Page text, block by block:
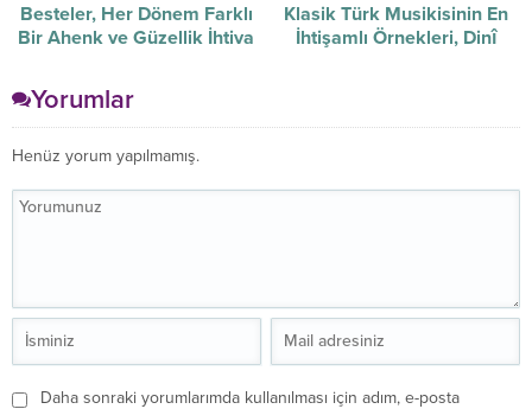
Besteler, Her Dönem Farklı
Bir Ahenk ve Güzellik İhtiva
Klasik Türk Musikisinin En
İhtişamlı Örnekleri, Dinî
Yorumlar
Henüz yorum yapılmamış.
Daha sonraki yorumlarımda kullanılması için adım, e-posta